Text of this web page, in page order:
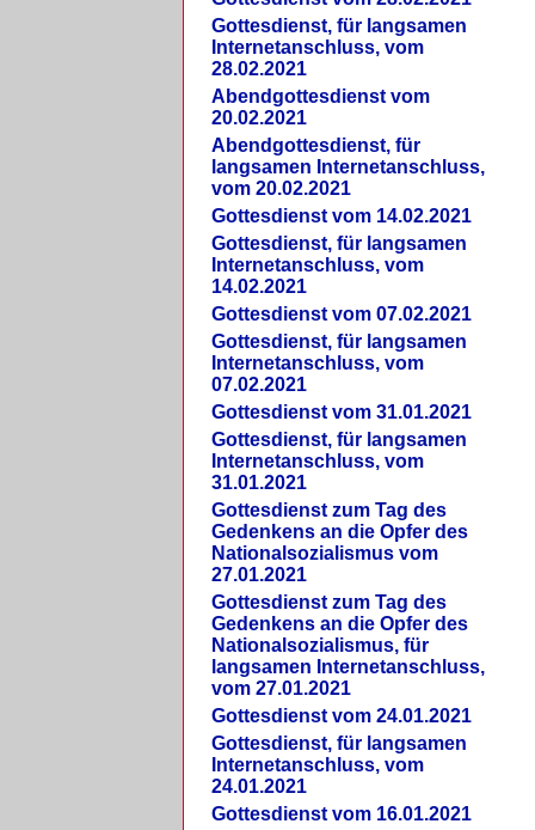
Gottesdienst, für langsamen
Internetanschluss, vom
28.02.2021
Abendgottesdienst vom
20.02.2021
Abendgottesdienst, für
langsamen Internetanschluss,
vom 20.02.2021
Gottesdienst vom 14.02.2021
Gottesdienst, für langsamen
Internetanschluss, vom
14.02.2021
Gottesdienst vom 07.02.2021
Gottesdienst, für langsamen
Internetanschluss, vom
07.02.2021
Gottesdienst vom 31.01.2021
Gottesdienst, für langsamen
Internetanschluss, vom
31.01.2021
Gottesdienst zum Tag des
Gedenkens an die Opfer des
Nationalsozialismus vom
27.01.2021
Gottesdienst zum Tag des
Gedenkens an die Opfer des
Nationalsozialismus, für
langsamen Internetanschluss,
vom 27.01.2021
Gottesdienst vom 24.01.2021
Gottesdienst, für langsamen
Internetanschluss, vom
24.01.2021
Gottesdienst vom 16.01.2021